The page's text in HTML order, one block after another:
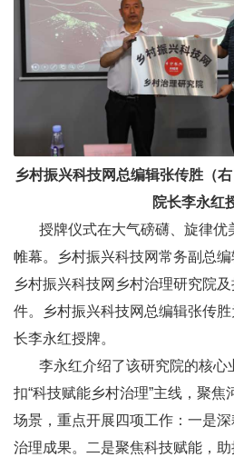
乡村振兴科技网总编辑张传胜（
院长李永红
授牌仪式在大气磅礴、旋律优
帷幕。乡村振兴科技网常务副总
乡村振兴科技网乡村治理研究院
件。乡村振兴科技网总编辑张传
长李永红授牌。
李永红介绍了该研究院的核心
扣“科技赋能乡村治理”主线，聚
场景，重点开展四项工作：一是
治理成果。二是聚焦科技赋能，